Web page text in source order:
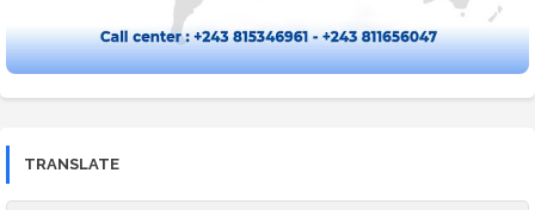
TRANSLATE